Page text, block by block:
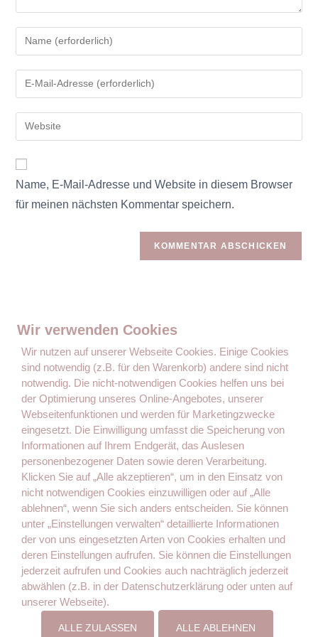
Name, E-Mail-Adresse und Website in diesem Browser
für meinen nächsten Kommentar speichern.
Der Ratgeber, Wegweiser und die Inspiration von Müttern für
Mütter.
Seiten
Kontakt
Gastautorin werden
Impressum
Datenschutz
Folge mir auf
Wir verwenden Cookies
Wir nutzen auf unserer Webseite Cookies. Einige Cookies
sind notwendig (z.B. für den Warenkorb) andere sind nicht
notwendig. Die nicht-notwendigen Cookies helfen uns bei
der Optimierung unseres Online-Angebotes, unserer
Webseitenfunktionen und werden für Marketingzwecke
eingesetzt. Die Einwilligung umfasst die Speicherung von
Informationen auf Ihrem Endgerät, das Auslesen
personenbezogener Daten sowie deren Verarbeitung.
Klicken Sie auf „Alle akzeptieren“, um in den Einsatz von
nicht notwendigen Cookies einzuwilligen oder auf „Alle
ablehnen“, wenn Sie sich anders entscheiden. Sie können
unter „Einstellungen verwalten“ detaillierte Informationen
der von uns eingesetzten Arten von Cookies erhalten und
deren Einstellungen aufrufen. Sie können die Einstellungen
jederzeit aufrufen und Cookies auch nachträglich jederzeit
abwählen (z.B. in der Datenschutzerklärung oder unten auf
unserer Webseite).
ALLE ZULASSEN ALLE ABLEHNEN